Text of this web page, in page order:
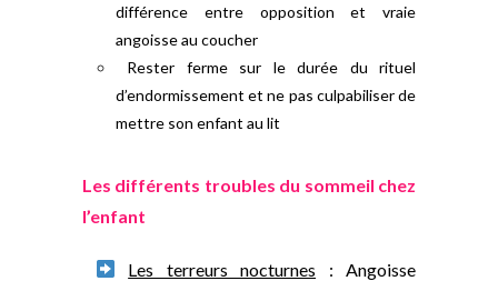
différence entre opposition et vraie
angoisse au coucher
Rester ferme sur le durée du rituel
d’endormissement et ne pas culpabiliser de
mettre son enfant au lit
Les différents troubles du sommeil chez
l’enfant
Les terreurs nocturnes : Angoisse